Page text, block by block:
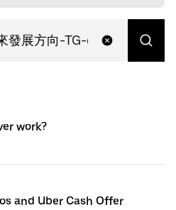
work?
and Uber Cash Offer